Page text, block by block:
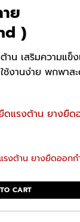
ย
)
าน เสริมความแข็
งานง่าย พกพาสะ
งต้าน ยางยืดออกก
CART